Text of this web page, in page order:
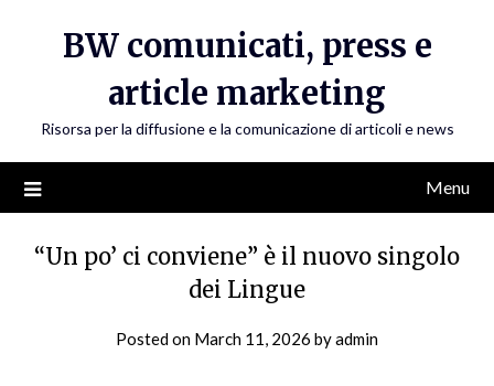
BW comunicati, press e
article marketing
Risorsa per la diffusione e la comunicazione di articoli e news
Menu
“Un po’ ci conviene” è il nuovo singolo
dei Lingue
Posted on March 11, 2026 byadmin